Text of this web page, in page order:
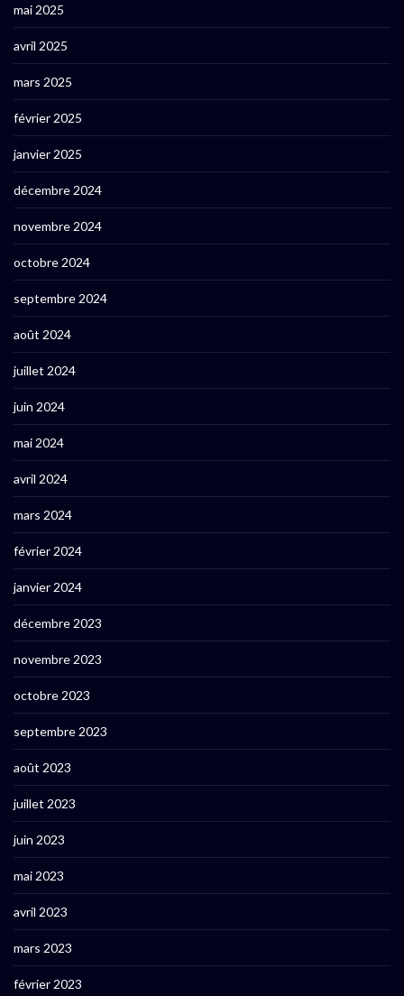
mai 2025
avril 2025
mars 2025
février 2025
janvier 2025
décembre 2024
novembre 2024
octobre 2024
septembre 2024
août 2024
juillet 2024
juin 2024
mai 2024
avril 2024
mars 2024
février 2024
janvier 2024
décembre 2023
novembre 2023
octobre 2023
septembre 2023
août 2023
juillet 2023
juin 2023
mai 2023
avril 2023
mars 2023
février 2023